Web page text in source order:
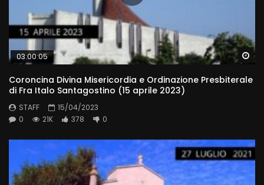
03:00:05
Coroncina Divina Misericordia e Ordinazione Presbiterale
di Fra Italo Santagostino (15 aprile 2023)
STAFF
15/04/2023
0
21K 378 0